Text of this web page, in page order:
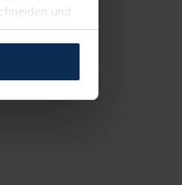
und
anpassen